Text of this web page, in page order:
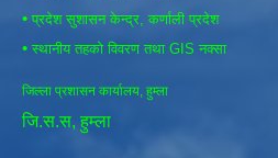
• प्रदेश सुशासन केन्द्र, कर्णाली प्रदेश
• स्थानीय तहको विवरण तथा GIS नक्सा
जिल्ला प्रशासन कार्यालय, हुम्ला
जि.स.स, हुम्ला